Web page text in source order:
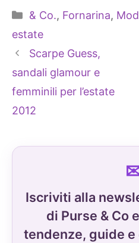
Categorie
& Co., Fornarina,
estate
Scarpe Guess,
sandali glamour e
femminili per l’estate
2012
Iscriviti alla
di Purse & Co
tendenze, guide